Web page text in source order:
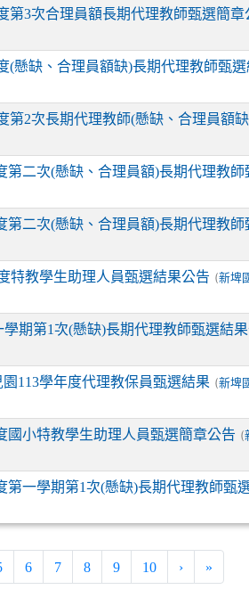
第3次合理員額長期代理教師甄選簡章
(懸缺、合理員額缺)長期代理教師甄
第2次長期代理教師(懸缺、合理員額
第二次(懸缺、合理員額)長期代理教師
第二次(懸缺、合理員額)長期代理教師
特教學生助理人員甄選結果公告 (新埤
期第1次(懸缺)長期代理教師甄選結
113學年度代理教保員甄選結果 (新埤
國小特教學生助理人員甄選簡章公告 (
第一學期第1次(懸缺)長期代理教師甄
6 7 8 9 10 › »